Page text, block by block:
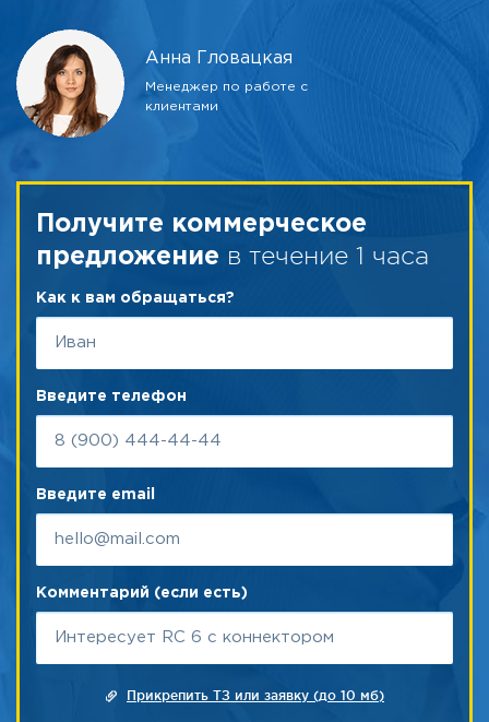
Анна Гловацкая
Менеджер по работе с
клиентами
Получите коммерческое
предложение в течение 1 часа
Как к вам обращаться?
Введите телефон
Введите email
Комментарий (если есть)
Прикрепить ТЗ или заявку (до 10 мб)